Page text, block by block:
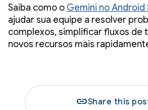
Saiba como o Gemini no Android
ajudar sua equipe a resolver
complexos, simplificar fluxos de
novos recursos mais
linkShare this